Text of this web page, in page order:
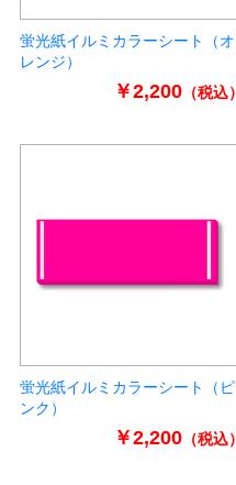
蛍光紙イルミカラーシート（オ
レンジ）
￥2,200（税込）
蛍光紙イルミカラーシート（ピ
ンク）
￥2,200（税込）